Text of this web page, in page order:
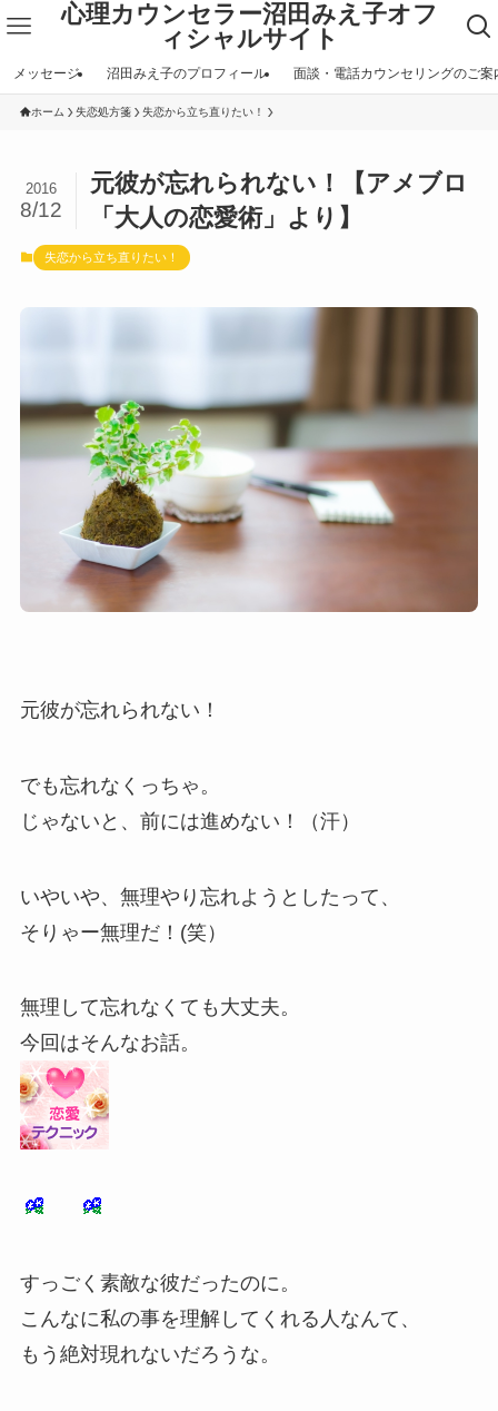
心理カウンセラー沼田みえ子オフ
ィシャルサイト
メッセージ 沼田みえ子のプロフィール 面談・電話カウンセリングのご案
ホーム 失恋処方箋 失恋から立ち直りたい！
元彼が忘れられない！【アメブロ
「大人の恋愛術」より】
2016
8/12
失恋から立ち直りたい！
元彼が忘れられない！
でも忘れなくっちゃ。
じゃないと、前には進めない！（汗）
いやいや、無理やり忘れようとしたって、
そりゃー無理だ！(笑）
無理して忘れなくても大丈夫。
今回はそんなお話。
すっごく素敵な彼だったのに。
こんなに私の事を理解してくれる人なんて、
もう絶対現れないだろうな。